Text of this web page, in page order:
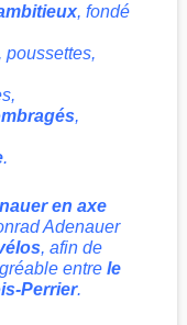
, fondé
,
.
en axe
Adenauer
, afin de
entre le
Perrier.